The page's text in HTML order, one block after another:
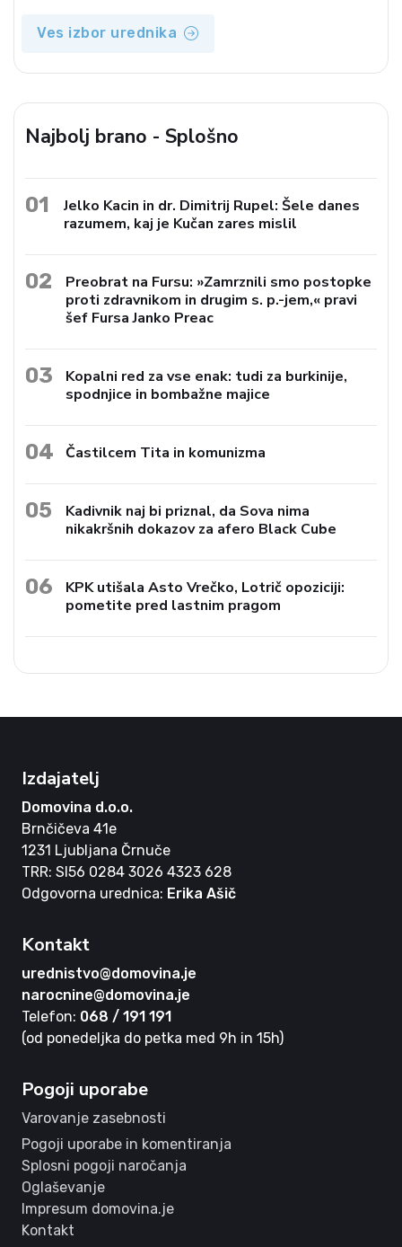
Ves izbor urednika
Najbolj brano - Splošno
01
Jelko Kacin in dr. Dimitrij Rupel: Šele danes
razumem, kaj je Kučan zares mislil
02
Preobrat na Fursu: »Zamrznili smo postopke
proti zdravnikom in drugim s. p.-jem,« pravi
šef Fursa Janko Preac
03
Kopalni red za vse enak: tudi za burkinije,
spodnjice in bombažne majice
04 Častilcem Tita in komunizma
05
Kadivnik naj bi priznal, da Sova nima
nikakršnih dokazov za afero Black Cube
06
KPK utišala Asto Vrečko, Lotrič opoziciji:
pometite pred lastnim pragom
Izdajatelj
Domovina d.o.o.
Brnčičeva 41e
1231 Ljubljana Črnuče
TRR: SI56 0284 3026 4323 628
Odgovorna urednica: Erika Ašič
Kontakt
urednistvo@domovina.je
narocnine@domovina.je
Telefon: 068 / 191 191
(od ponedeljka do petka med 9h in 15h)
Pogoji uporabe
Varovanje zasebnosti
Pogoji uporabe in komentiranja
Splosni pogoji naročanja
Oglaševanje
Impresum domovina.je
Kontakt